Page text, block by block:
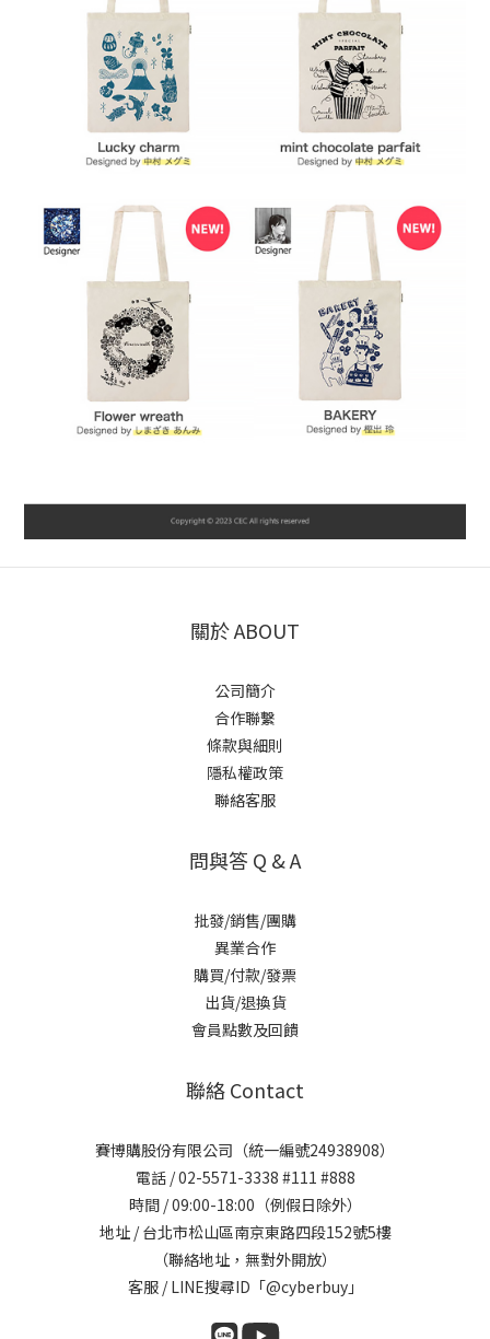
關於 ABOUT
公司簡介
合作聯繫
條款與細則
隱私權政策
聯絡客服
問與答 Q & A
批發/銷售/團購
異業合作
購買/付款/發票
出貨/退換貨
會員點數及回饋
聯絡 Contact
賽博購股份有限公司（統一編號24938908）
電話 / 02-5571-3338 #111 #888
時間 / 09:00-18:00（例假日除外）
地址 / 台北市松山區南京東路四段152號5樓
（聯絡地址，無對外開放）
客服 / LINE搜尋ID「@cyberbuy」